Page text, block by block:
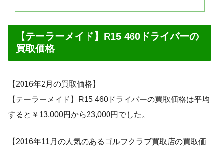
【テーラーメイド】R15 460ドライバーの
買取価格
【2016年2月の買取価格】
【テーラーメイド】R15 460ドライバーの買取価格は平均
すると￥13,000円から23,000円でした。
【2016年11月の人気のあるゴルフクラブ買取店の買取価